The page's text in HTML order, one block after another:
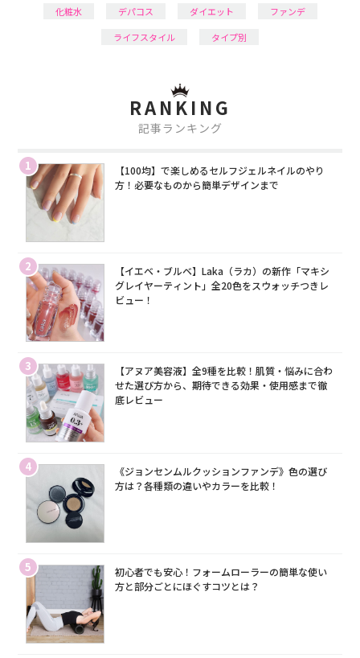
化粧水
デパコス ダイエット
ファンデ
ライフスタイル
タイプ別
RANKING
記事ランキング
1
【100均】で楽しめるセルフジェルネイルのやり
方！必要なものから簡単デザインまで
2
【イエベ・ブルベ】Laka（ラカ）の新作「マキシ
グレイヤーティント」全20色をスウォッチつきレ
ビュー！
3
【アヌア美容液】全9種を比較！肌質・悩みに合わ
せた選び方から、期待できる効果・使用感まで徹
底レビュー
4
《ジョンセンムルクッションファンデ》色の選び
方は？各種類の違いやカラーを比較！
5
初心者でも安心！フォームローラーの簡単な使い
方と部分ごとにほぐすコツとは？